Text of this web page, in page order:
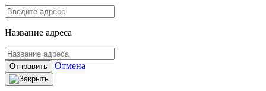
Название адреса
Отправить Отмена